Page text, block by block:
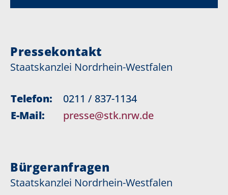
Pressekontakt
Staatskanzlei Nordrhein-Westfalen
Telefon:
0211 / 837-1134
E-Mail:
presse@stk.nrw.de
Bürgeranfragen
Staatskanzlei Nordrhein-Westfalen